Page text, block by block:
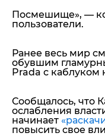
Посмешище», —
пользователи.
Ранее весь мир
обувшим
Prada с каблуком
Сообщалось, что
ослабления
начинает
повысить свое